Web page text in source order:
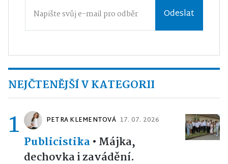
Odeslat
NEJČTENĚJŠÍ V KATEGORII
1 PETRA KLEMENTOVÁ 17. 07. 2026
Publicistika• Májka,
dechovka i zavádění.